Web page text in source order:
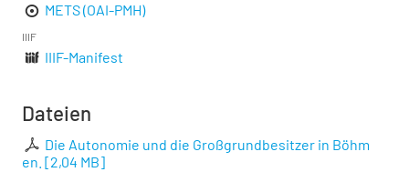
METS (OAI-PMH)
IIIF
IIIF-Manifest
Dateien
Die Autonomie und die Großgrundbesitzer in Böhm
en. [2,04 MB]